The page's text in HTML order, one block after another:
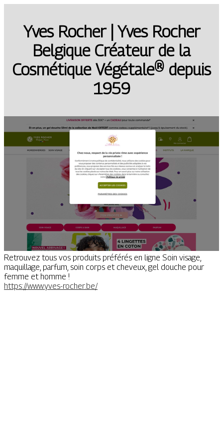
Yves Rocher | Yves Rocher
Belgique Créateur de la
Cosmétique Végétale® depuis
1959
Retrouvez tous vos produits préférés en ligne Soin visage,
maquillage, parfum, soin corps et cheveux, gel douche pour
femme et homme !
https://www.yves-rocher.be/